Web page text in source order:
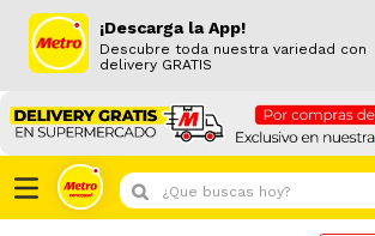
¡Descarga la App!
Descubre toda nuestra variedad con
delivery GRATIS
¿Que buscas hoy?